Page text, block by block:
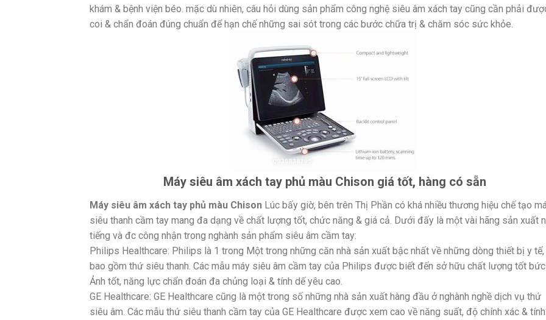
khám & bệnh viện béo. mặc dù nhiên, câu hỏi dùng sản phẩm công nghệ siêu âm xách tay cũng cần phải
coi & chẩn đoán đúng chuẩn để hạn chế những sai sót trong các bước chữa trị & chăm sóc sức khỏe.
Máy siêu âm xách tay phủ màu Chison giá tốt, hàng có sẵn
Máy siêu âm xách tay phủ màu Chison Lúc bấy giờ, bên trên Thị Phần có khá nhiều thương hiệu chế tạo
siêu thanh cầm tay mang đa dạng về chất lượng tốt, chức năng & giá cả. Dưới đấy là một vài hãng sản xuất
tiếng và đc công nhận trong nghành sản phẩm siêu âm cầm tay:
Philips Healthcare: Philips là 1 trong Một trong những căn nhà sản xuất bậc nhất về những dòng thiết bị y tế,
bao gồm thứ siêu thanh. Các mẫu máy siêu âm cầm tay của Philips được biết đến sở hữu chất lượng tốt bức
Ảnh tốt, năng lực chẩn đoán đa chủng loại & tính dế yêu cao.
GE Healthcare: GE Healthcare cũng là một trong số những nhà sản xuất hàng đầu ở nghành nghề dịch vụ thứ
siêu âm. Các mẫu thứ siêu thanh cầm tay của GE Healthcare được xem cao về năng suất, độ chính xác &